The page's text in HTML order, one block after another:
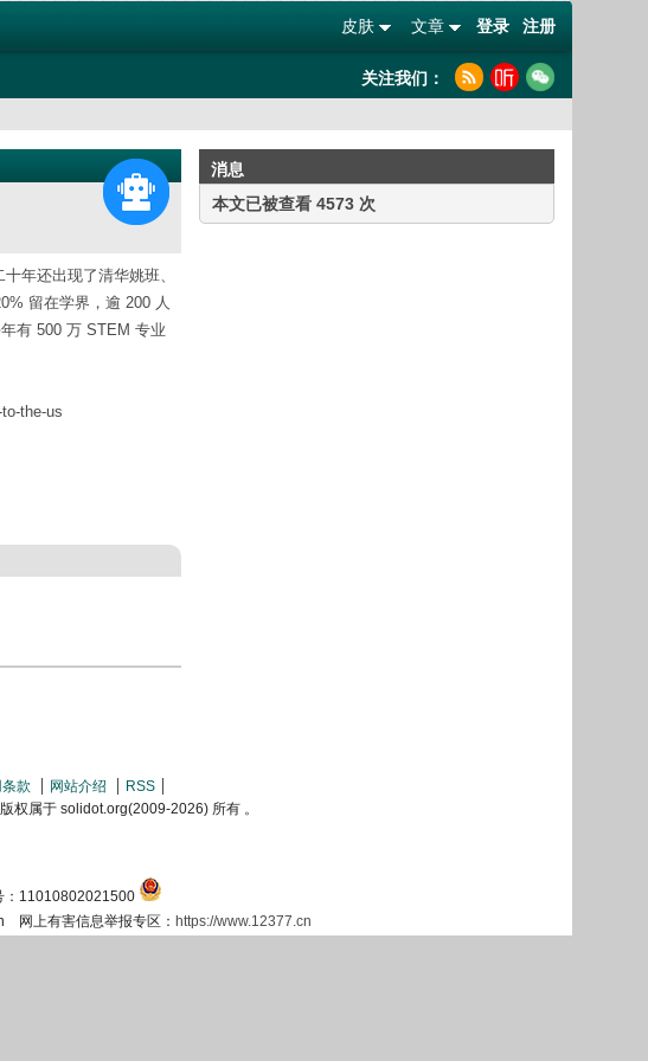
登录 注册
文章
皮肤
关注我们：
消息
本文已被查看 4573 次
年还出现了清华姚班、
留在学界，逾 200 人
有 500 万 STEM 专业
the-us
款 网站介绍
RSS
权属于 solidot.org(2009-2026) 所有 。
：11010802021500
网上有害信息举报专区： https://www.12377.cn